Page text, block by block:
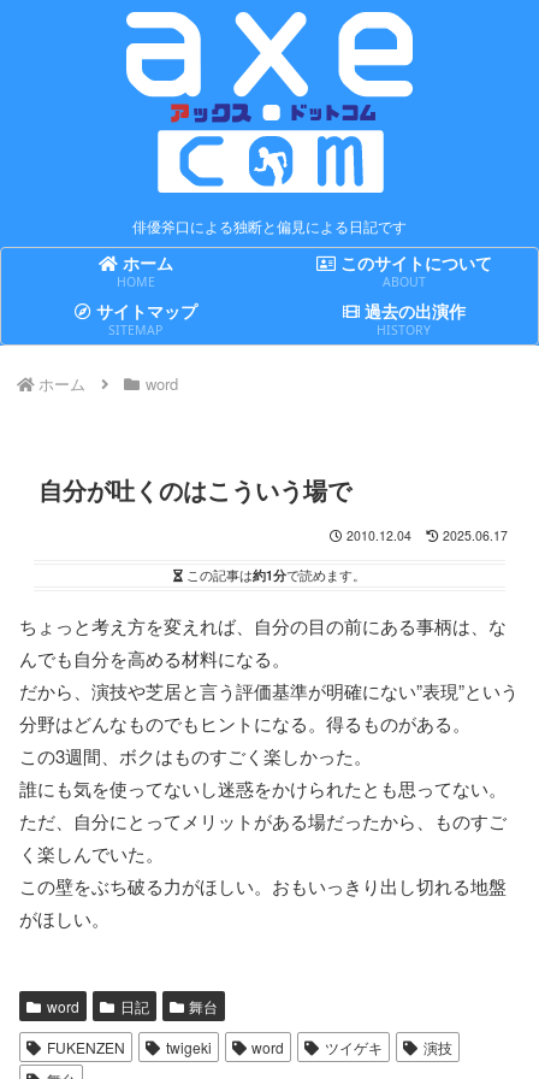
俳優斧口による独断と偏見による日記です
ホーム
HOME
このサイトについて
ABOUT
サイトマップ
SITEMAP
過去の出演作
HISTORY
ホーム word
自分が吐くのはこういう場で
2010.12.04 2025.06.17
この記事は約1分で読めます。
ちょっと考え方を変えれば、自分の目の前にある事柄は、な
んでも自分を高める材料になる。
だから、演技や芝居と言う評価基準が明確にない”表現”という
分野はどんなものでもヒントになる。得るものがある。
この3週間、ボクはものすごく楽しかった。
誰にも気を使ってないし迷惑をかけられたとも思ってない。
ただ、自分にとってメリットがある場だったから、ものすご
く楽しんでいた。
この壁をぶち破る力がほしい。おもいっきり出し切れる地盤
がほしい。
word 日記 舞台
FUKENZEN twigeki word ツイゲキ
演技